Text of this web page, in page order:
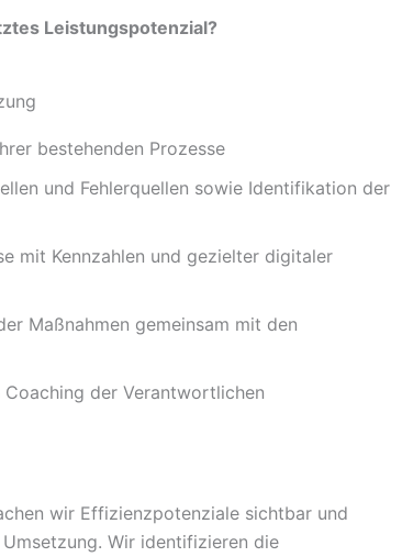
Leistungspotenzial?
bestehenden Prozesse
und Fehlerquellen sowie Identifikation der
mit Kennzahlen und gezielter digitaler
Maßnahmen gemeinsam mit den
der Verantwortlichen
wir Effizienzpotenziale sichtbar und
Wir identifizieren die